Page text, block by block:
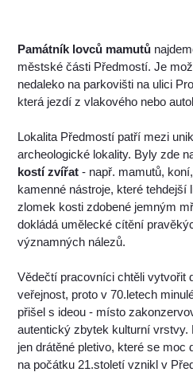
Památník lovců mamutů
městské části Předmostí. Je
nedaleko na parkovišti na ulici
která jezdí z vlakového nebo
Lokalita Předmostí patří mezi
archeologické lokality. Byly zde
kostí zvířat - např. mamutů,
kamenné nástroje, které tehdejší
zlomek kosti zdobené jemným
dokládá umělecké cítění
významných nálezů.
Vědečtí pracovníci chtěli vytvořit
veřejnost, proto v 70.letech
přišel s ideou - místo
autentický zbytek kulturní vrstvy.
jen drátěné pletivo, které se moc
na počátku 21.století vznikl v